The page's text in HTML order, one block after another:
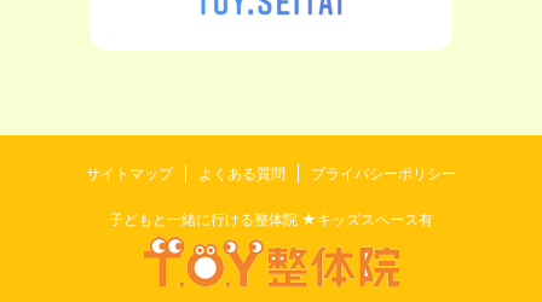
サイトマップ よくある質問 プライバシーポリシー
子どもと一緒に行ける整体院 ★キッズスペース有